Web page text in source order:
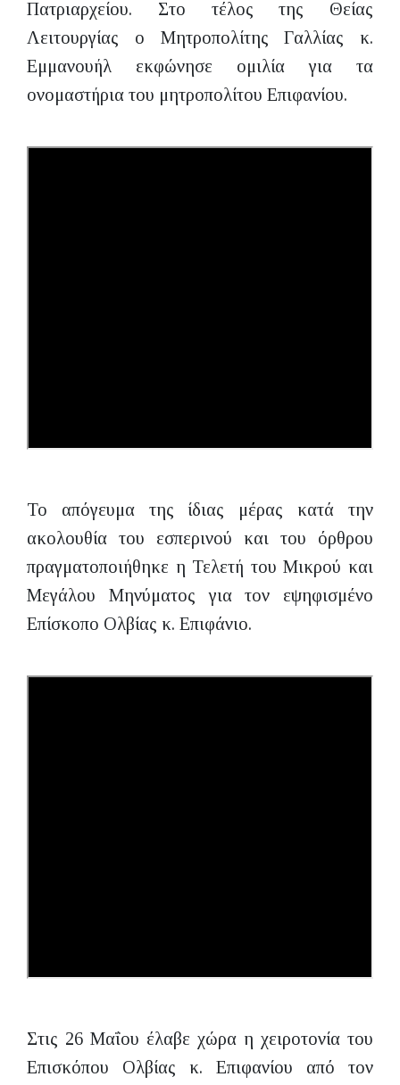
Πατριαρχείου. Στο τέλος της Θείας
Λειτουργίας ο Μητροπολίτης Γαλλίας κ.
Εμμανουήλ εκφώνησε ομιλία για τα
ονομαστήρια του μητροπολίτου Επιφανίου.
Το απόγευμα της ίδιας μέρας κατά την
ακολουθία του εσπερινού και του όρθρου
πραγματοποιήθηκε η Τελετή του Μικρού και
Μεγάλου Μηνύματος για τον εψηφισμένο
Επίσκοπο Ολβίας κ. Επιφάνιο.
Στις 26 Μαΐου έλαβε χώρα η χειροτονία του
Επισκόπου Ολβίας κ. Επιφανίου από τον